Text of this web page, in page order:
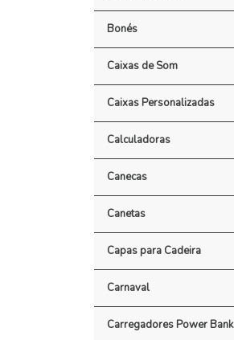
Bonés
Caixas de Som
Caixas Personalizadas
Calculadoras
Canecas
Canetas
Capas para Cadeira
Carnaval
Carregadores Power Bank